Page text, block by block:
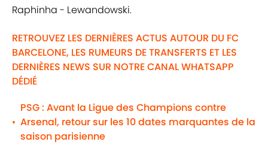
Raphinha - Lewandowski.
RETROUVEZ LES DERNIÈRES ACTUS AUTOUR DU FC
BARCELONE, LES RUMEURS DE TRANSFERTS ET LES
DERNIÈRES NEWS SUR NOTRE CANAL WHATSAPP
DÉDIÉ
•
PSG : Avant la Ligue des Champions contre
Arsenal, retour sur les 10 dates marquantes de la
saison parisienne